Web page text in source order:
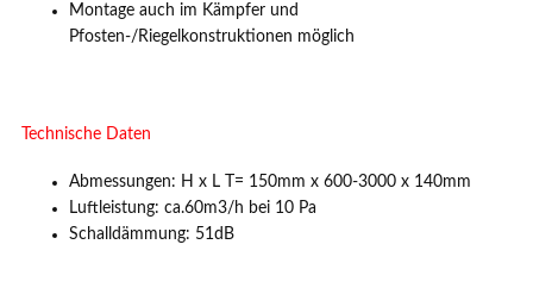
Montage auch im Kämpfer und
Pfosten-/Riegelkonstruktionen möglich
Technische Daten
Abmessungen: H x L T= 150mm x 600-3000 x 140mm
Luftleistung: ca.60m3/h bei 10 Pa
Schalldämmung: 51dB